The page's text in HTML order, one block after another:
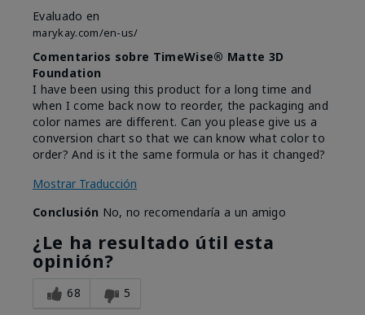
Evaluado en
marykay.com/en-us/
Comentarios sobre TimeWise® Matte 3D
Foundation
I have been using this product for a long time and
when I come back now to reorder, the packaging and
color names are different. Can you please give us a
conversion chart so that we can know what color to
order? And is it the same formula or has it changed?
Mostrar Traducción
Conclusión No, no recomendaría a un amigo
¿Le ha resultado útil esta
opinión?
68 5